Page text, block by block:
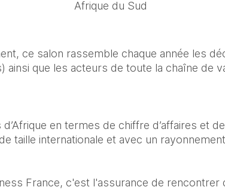
Afrique du Sud
ce salon rassemble chaque année les
ainsi que les acteurs de toute la chaîne de
en termes de chiffre d’affaires et
taille internationale et avec un
France, c'est l'assurance de rencontrer